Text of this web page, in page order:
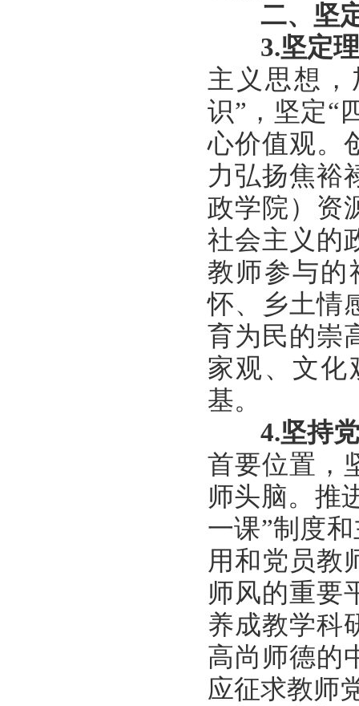
二、坚
3.坚定
主义思想
识”，坚定“
心价值观。
力弘扬焦裕
政学院）资
社会主义的
教师参与的
怀、乡土情
育为民的崇
家观、文化
基。
4.坚持
首要位置，
师头脑。推
一课”制度
用和党员教
师风的重要
养成教学科
高尚师德的
应征求教师